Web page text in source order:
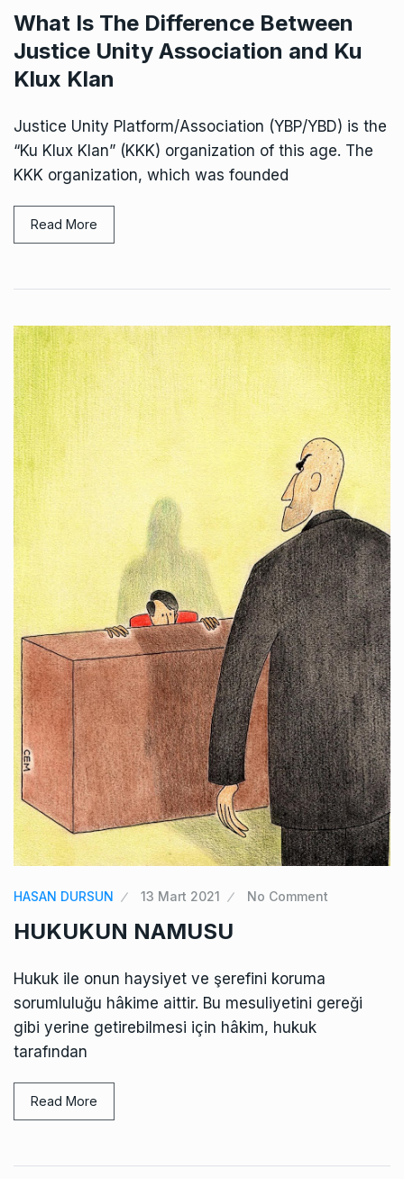
What Is The Difference Between
Justice Unity Association and Ku
Klux Klan
Justice Unity Platform/Association (YBP/YBD) is the
“Ku Klux Klan” (KKK) organization of this age. The
KKK organization, which was founded
Read More
HASAN DURSUN 13 Mart 2021 No Comment
HUKUKUN NAMUSU
Hukuk ile onun haysiyet ve şerefini koruma
sorumluluğu hâkime aittir. Bu mesuliyetini gereği
gibi yerine getirebilmesi için hâkim, hukuk
tarafından
Read More